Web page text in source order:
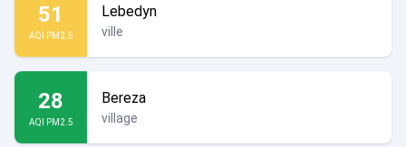
51
AQI PM2.5
Lebedyn
ville
28
AQI PM2.5
Bereza
village